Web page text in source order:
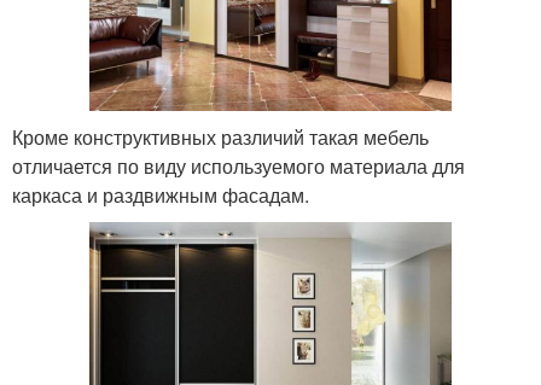
Кроме конструктивных различий такая мебель
отличается по виду используемого материала для
каркаса и раздвижным фасадам.